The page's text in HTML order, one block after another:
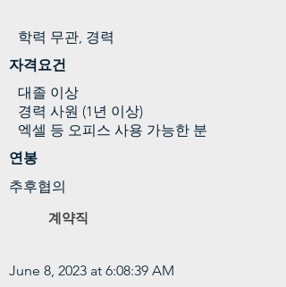
학력 무관, 경력
자격요건
대졸 이상
경력 사원 (1년 이상)
엑셀 등 오피스 사용 가능한 분
연봉
추후협의
계약직
June 8, 2023 at 6:08:39 AM